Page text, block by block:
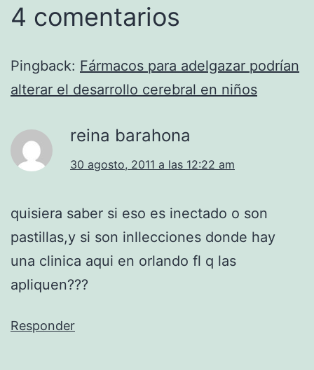
4 comentarios
Pingback: Fármacos para adelgazar podrían
alterar el desarrollo cerebral en niños
reina barahona
30 agosto, 2011 a las 12:22 am
quisiera saber si eso es inectado o son
pastillas,y si son inllecciones donde hay
una clinica aqui en orlando fl q las
apliquen???
Responder